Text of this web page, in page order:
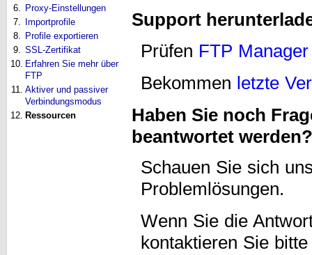
6. Proxy-Einstellungen
7.
Importprofile
8. Profile exportieren
9. SSL-Zertifikat
10. Erfahren Sie mehr über
FTP
11. Aktiver und passiver
Verbindungsmodus
12. Ressourcen
Support
Prüfen FTP
Bekommen letzte
Haben Sie noch
beantwortet werden?
Schauen Sie sich
Problemlösungen.
Wenn Sie die
kontaktieren Sie